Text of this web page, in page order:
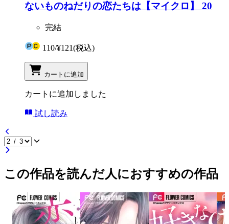
ないものねだりの恋たちは【マイクロ】 20
完結
110/¥121(税込)
カートに追加
カートに追加しました
試し読み
この作品を読んだ人におすすめの作品